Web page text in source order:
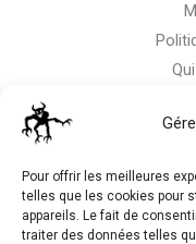
Pour offrir les meilleures
telles que les cookies pour
appareils. Le fait de
traiter des données telles
La RC n'est pas notre